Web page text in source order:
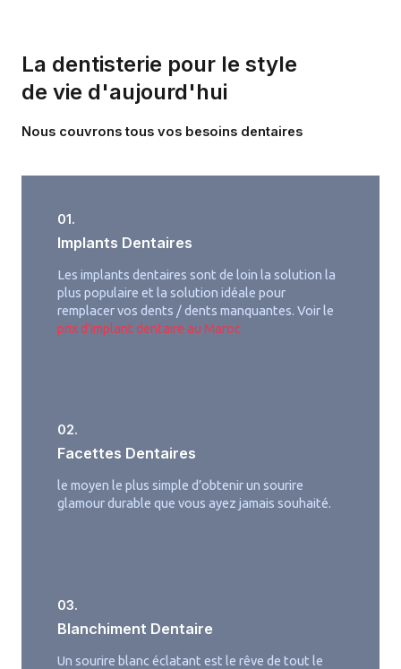
La dentisterie pour le style
de vie d'aujourd'hui
Nous couvrons tous vos besoins dentaires
01.
Implants Dentaires
Les implants dentaires sont de loin la solution la
plus populaire et la solution idéale pour
remplacer vos dents / dents manquantes. Voir le
prix d’implant dentaire au Maroc
02.
Facettes Dentaires
le moyen le plus simple d’obtenir un sourire
glamour durable que vous ayez jamais souhaité.
03.
Blanchiment Dentaire
Un sourire blanc éclatant est le rêve de tout le